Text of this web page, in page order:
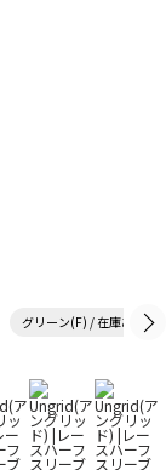
グリーン(F) / 在庫あり